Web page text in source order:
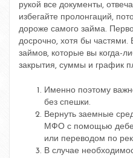
рукой все документы,
избегайте пролонгаций,
дороже самого займа.
досрочно, хотя бы частями.
займов, которые вы когда-
закрытия, суммы и график
Именно поэтому
без спешки.
Вернуть заемные
МФО с помощью
или переводом по
В случае